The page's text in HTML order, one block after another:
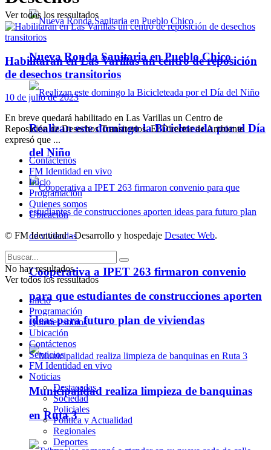
Nueva Ronda Sanitaria en Pueblo Chico
Realizan este domingo la Bicicleteada por el Día
del Niño
Cooperativa a IPET 263 firmaron convenio
para que estudiantes de construcciones aporten
ideas para futuro plan de viviendas
Municipalidad realiza limpieza de banquinas
en Ruta 3
Ver todos los ressultados
Habilitarán en Las Varillas un centro de reposición
de desechos transitorios
10 de julio de 2023
En breve quedará habilitado en Las Varillas un Centro de
Reposición de Desechos Transitorios. El Director de Ambiente
expresó que ...
Contáctenos
FM Identidad en vivo
Inicio
Programación
Quienes somos
Ubicación
© FM Identidad - Desarrollo y hospedaje Desatec Web.
No hay resultados.
Ver todos los ressultados
Inicio
Programación
Quienes somos
Ubicación
Contáctenos
Servicios
FM Identidad en vivo
Noticias
Destacadas
Sociedad
Policiales
Política y Actualidad
Regionales
Deportes